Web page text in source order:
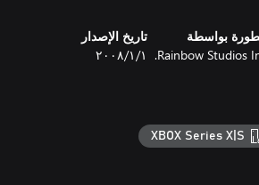
بواسطة
Rainbow Studios
تاريخ الإصدار
١‏/١‏/٢٠٠٨
XBOX Series X|S